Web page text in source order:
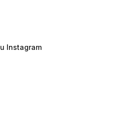
Instagram